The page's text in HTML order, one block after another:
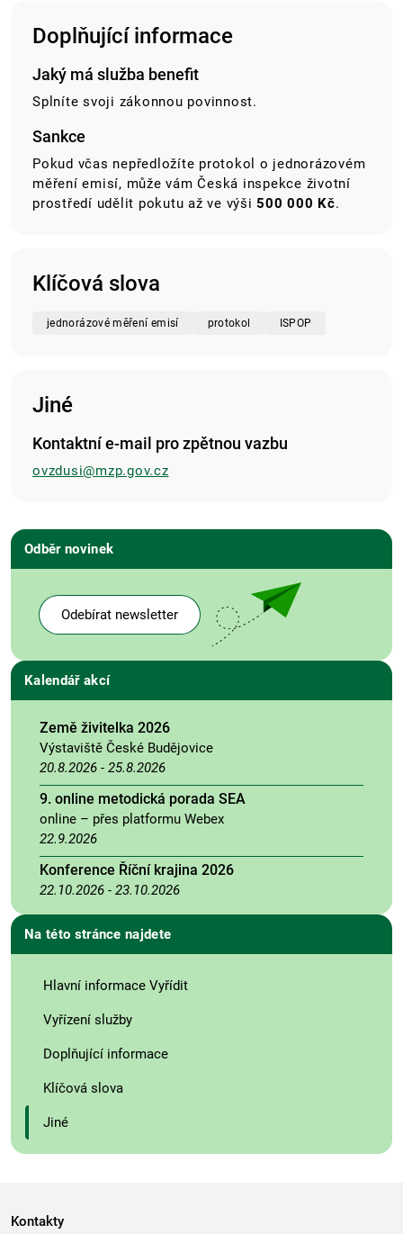
Doplňující informace
Jaký má služba benefit
Splníte svoji zákonnou povinnost.
Sankce
Pokud včas nepředložíte protokol o jednorázovém
měření emisí, může vám Česká inspekce životní
prostředí udělit pokutu až ve výši500 000 Kč.
Klíčová slova
jednorázové měření emisí protokol ISPOP
Jiné
Kontaktní e-mail pro zpětnou vazbu
ovzdusi@mzp.gov.cz
Odběr novinek
Odebírat newsletter
Kalendář akcí
Země živitelka 2026
Výstaviště České Budějovice
20.8.2026 - 25.8.2026
9. online metodická porada SEA
online – přes platformu Webex
22.9.2026
Konference Říční krajina 2026
22.10.2026 - 23.10.2026
Na této stránce najdete
Hlavní informace Vyřídit
Vyřízení služby
Doplňující informace
Klíčová slova
Jiné
Kontakty